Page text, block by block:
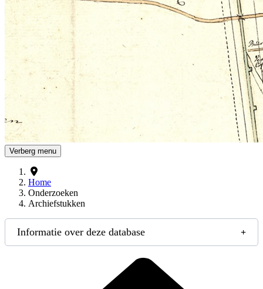
Verberg menu
Home
Onderzoeken
Archiefstukken
Informatie over deze database